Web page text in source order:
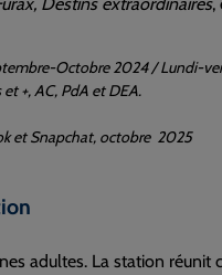
Octobre 2024 / Lundi-
+, AC, PdA et DEA.
et Snapchat, octobre 2025
adultes. La station réunit